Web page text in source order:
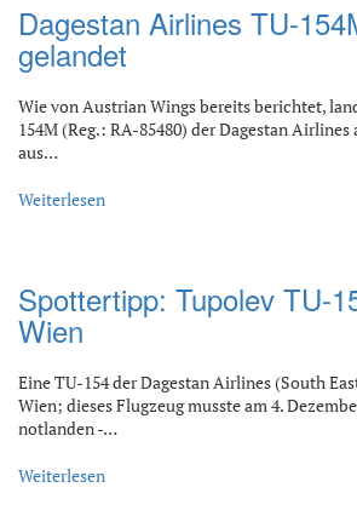
Dagestan Airlines TU-
gelandet
Wie von Austrian Wings bereits berichtet,
154M (Reg.: RA-85480) der Dagestan Airlines
aus…
Weiterlesen
Spottertipp: Tupolev TU-
Wien
Eine TU-154 der Dagestan Airlines (South
Wien; dieses Flugzeug musste am 4.
notlanden -…
Weiterlesen